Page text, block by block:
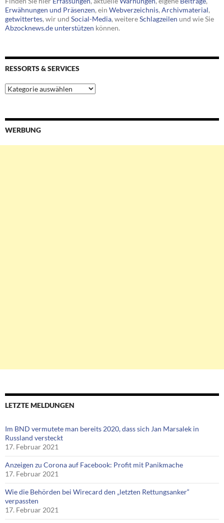
Erwähnungen und Präsenzen, ein Webverzeichnis, Archivmaterial,
getwittertes, wir und Social-Media, weitereSchlagzeilen und wie Sie
Abzocknews.de unterstützen können.
RESSORTS & SERVICES
Ressorts
&
WERBUNG
LETZTE MELDUNGEN
Im BND vermutete man bereits 2020, dass sich Jan Marsalek in
Russland versteckt
17. Februar 2021
Anzeigen zu Corona auf Facebook: Profit mit Panikmache
17. Februar 2021
Wie die Behörden bei Wirecard den „letzten Rettungsanker“
verpassten
17. Februar 2021